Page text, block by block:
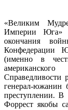
«Великим
Империи Юга»
окончания
Конфедерации
(именно в
Справедливости
генерал-южанин
преступлении. В
Форрест якобы